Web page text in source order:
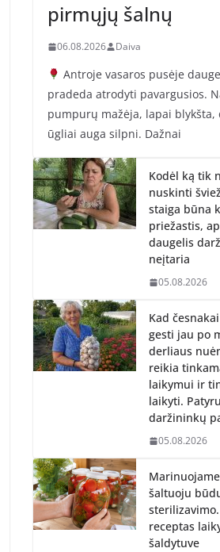
pirmųjų šalnų
06.08.2026 Daiva
Antroje vasaros pusėje
pradeda atrodyti pavargusios.
pumpurų mažėja, lapai blykšta,
ūgliai auga silpni. Dažnai
Kodėl ką tik
nuskinti
staiga būna
priežastis,
daugelis
neįtaria
05.08.2026
Kad
gesti jau po
derliaus
reikia
laikymui ir
laikyti.
daržininkų
05.08.2026
šaltuoju
receptas
šaldytuve